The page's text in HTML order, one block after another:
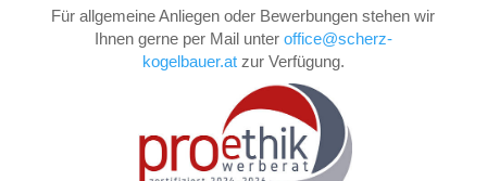
Für allgemeine Anliegen oder Bewerbungen stehen wir
Ihnen gerne per Mail unter office@scherz-
kogelbauer.atzur Verfügung.